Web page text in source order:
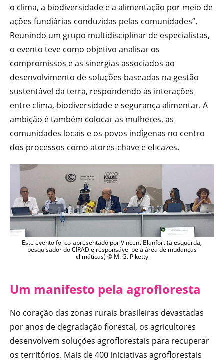
o clima, a biodiversidade e a alimentação por meio de
ações fundiárias conduzidas pelas comunidades”.
Reunindo um grupo multidisciplinar de especialistas,
o evento teve como objetivo analisar os
compromissos e as sinergias associados ao
desenvolvimento de soluções baseadas na gestão
sustentável da terra, respondendo às interações
entre clima, biodiversidade e segurança alimentar. A
ambição é também colocar as mulheres, as
comunidades locais e os povos indígenas no centro
dos processos como atores-chave e eficazes.
Este evento foi co-apresentado por Vincent Blanfort (à esquerda,
pesquisador do CIRAD e responsável pela área de mudanças
climáticas) © M. G. Piketty
Um manifesto pela agrofloresta
No coração das zonas rurais brasileiras devastadas
por anos de degradação florestal, os agricultores
desenvolvem soluções agroflorestais para recuperar
os territórios. Mais de 400 iniciativas agroflorestais